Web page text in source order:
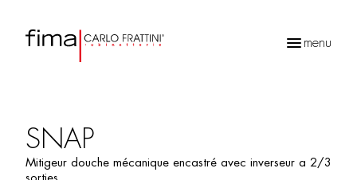
menu
SNAP
Mitigeur douche mécanique encastré avec inverseur a 2/3